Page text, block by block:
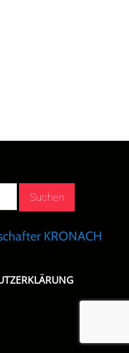
KRONACH